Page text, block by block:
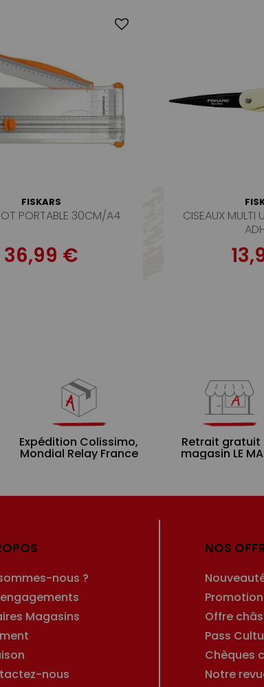
FISKARS
PORTABLE 30CM/A4
36,99 €
CISEAUX MULTI
Expédition Colissimo,
Mondial Relay France
Retrait gratuit
magasin LE
nous ?
Magasins
nous
NOS
Offre
Pass
Chèques
Notre